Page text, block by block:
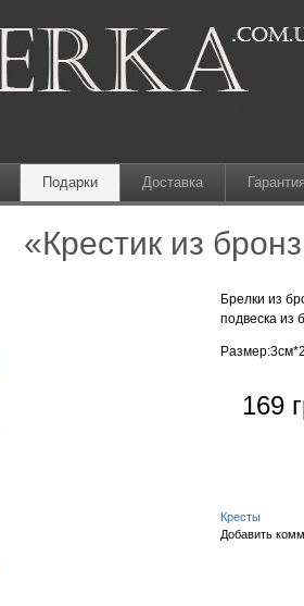
Подарки Доставка
«Крестик из
Брелки из
подвеска из
169
Кресты
Добавить